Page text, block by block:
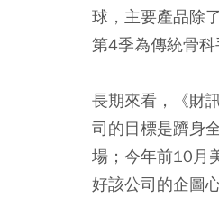
球，主要產品除
第4季為傳統骨
長期來看，《財
司的目標是躋身
場；今年前10月
好該公司的企圖心